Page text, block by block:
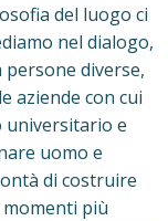
del luogo ci
nel dialogo,
diverse,
aziende con cui
universitario e
uomo e
di costruire
momenti più